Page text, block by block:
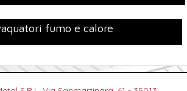
fumo e calore